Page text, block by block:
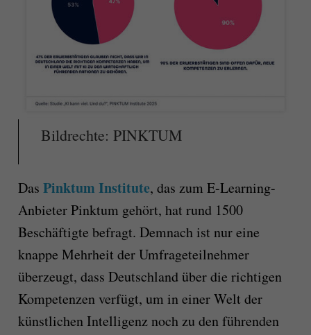
Bildrechte: PINKTUM
Das Pinktum Institute, das zum E-Learning-
Anbieter Pinktum gehört, hat rund 1500
Beschäftigte befragt. Demnach ist nur eine
knappe Mehrheit der Umfrageteilnehmer
überzeugt, dass Deutschland über die richtigen
Kompetenzen verfügt, um in einer Welt der
künstlichen Intelligenz noch zu den führenden